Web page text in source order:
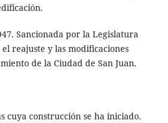
Sancionada por la Legislatura
reajuste y las modificaciones
de la Ciudad de San Juan.
cuya construcción se ha iniciado.